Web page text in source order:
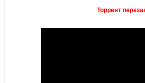
Торрент